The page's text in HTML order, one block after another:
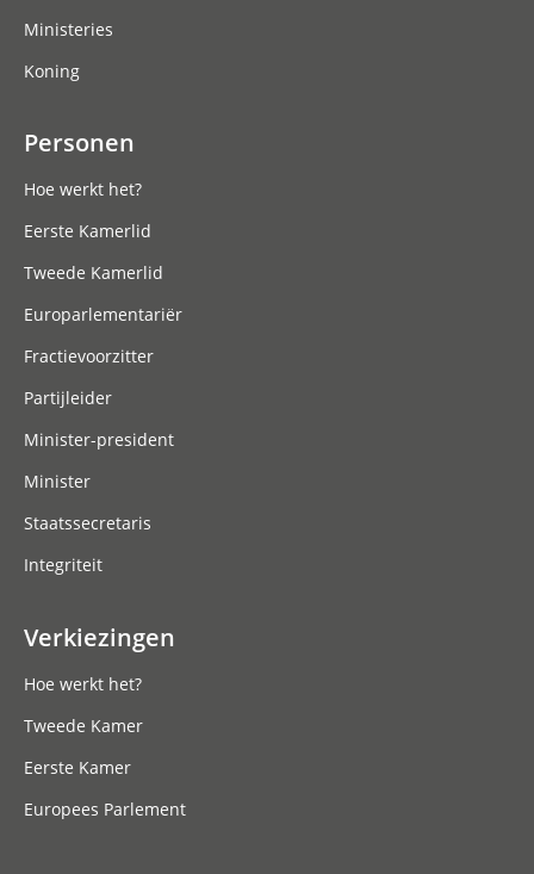
Ministeries
Koning
Personen
Hoe werkt het?
Eerste Kamerlid
Tweede Kamerlid
Europarlementariër
Fractievoorzitter
Partijleider
Minister-president
Minister
Staatssecretaris
Integriteit
Verkiezingen
Hoe werkt het?
Tweede Kamer
Eerste Kamer
Europees Parlement